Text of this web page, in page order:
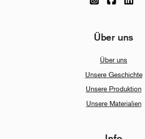
Über uns
Über uns
Unsere Geschichte
Unsere Produktion
Unsere Materialien